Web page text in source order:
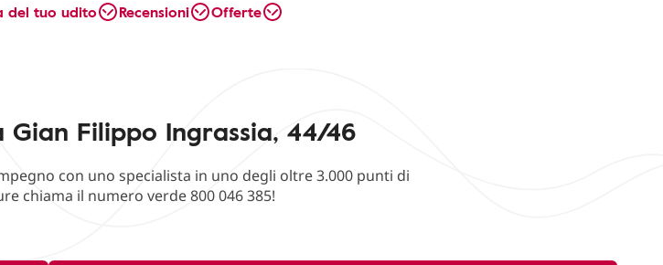
del tuo udito Recensioni Offerte
Filippo Ingrassia, 44/46
con uno specialista in uno degli oltre 3.000 punti di
chiama il numero verde 800 046 385!